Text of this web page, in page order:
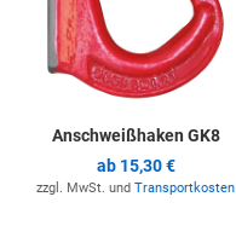
Anschweißhaken GK8
ab 15,30 €
zzgl. MwSt. und Transportkosten